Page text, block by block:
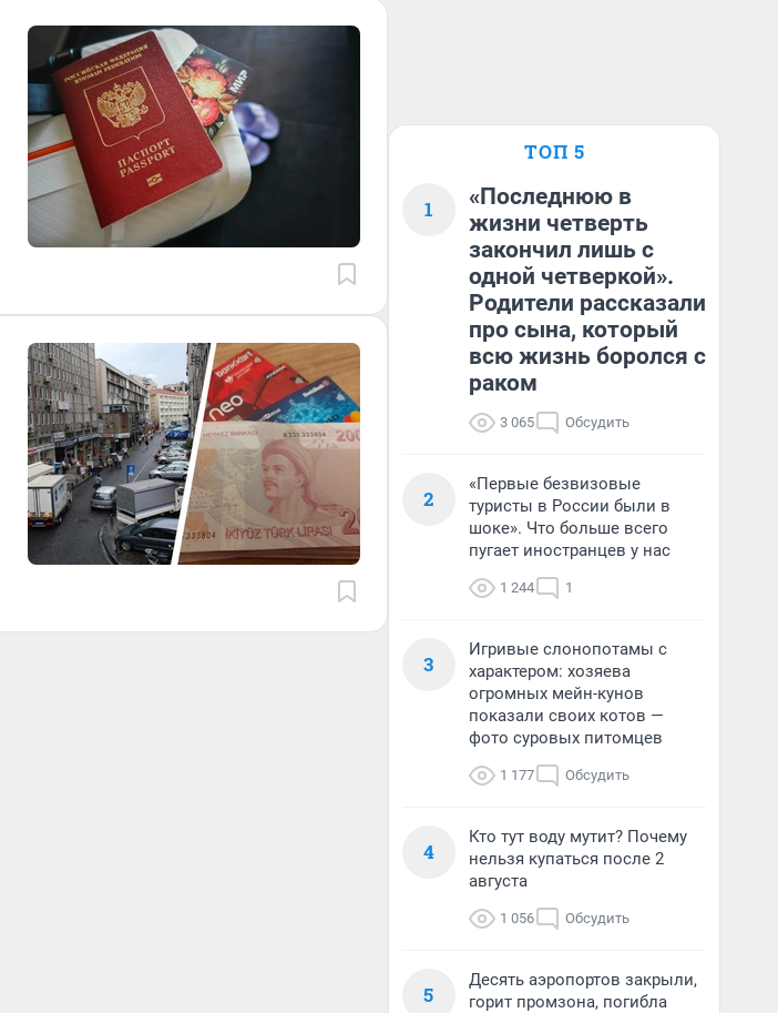
ТОП 5
1
«Последнюю в
жизни четверть
закончил лишь с
одной четверкой».
Родители рассказали
про сына, который
всю жизнь боролся с
раком
3 065 Обсудить
2
«Первые безвизовые
туристы в России были в
шоке». Что больше всего
пугает иностранцев у нас
1 244 1
3
Игривые слонопотамы с
характером: хозяева
огромных мейн-кунов
показали своих котов —
фото суровых питомцев
1 177 Обсудить
4
Кто тут воду мутит? Почему
нельзя купаться после 2
августа
1 056 Обсудить
5
Десять аэропортов закрыли,
горит промзона, погибла